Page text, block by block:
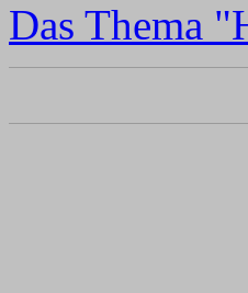
Das Thema